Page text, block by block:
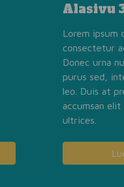
Alasivu
Lorem ipsum
consectetur
Donec urna
purus sed,
leo. Duis at
accumsan
ultrices.